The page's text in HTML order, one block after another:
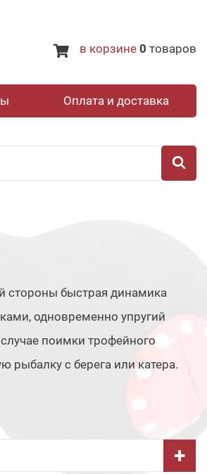
в корзине 0 товаров
Оплата и доставка
стороны быстрая динамика
одновременно упругий
поимки трофейного
рыбалку с берега или катера.
+